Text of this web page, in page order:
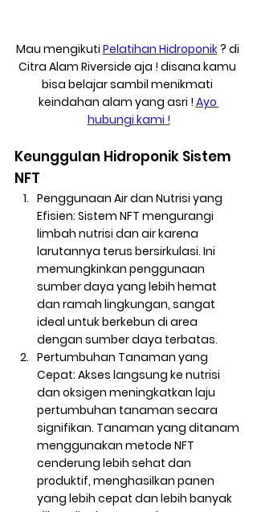
Mau mengikuti Pelatihan Hidroponik ? di
Citra Alam Riverside aja ! disana kamu
bisa belajar sambil menikmati
keindahan alam yang asri ! Ayo
hubungi kami !
Keunggulan Hidroponik Sistem
NFT
Penggunaan Air dan Nutrisi yang
Efisien: Sistem NFT mengurangi
limbah nutrisi dan air karena
larutannya terus bersirkulasi. Ini
memungkinkan penggunaan
sumber daya yang lebih hemat
dan ramah lingkungan, sangat
ideal untuk berkebun di area
dengan sumber daya terbatas.
Pertumbuhan Tanaman yang
Cepat: Akses langsung ke nutrisi
dan oksigen meningkatkan laju
pertumbuhan tanaman secara
signifikan. Tanaman yang ditanam
menggunakan metode NFT
cenderung lebih sehat dan
produktif, menghasilkan panen
yang lebih cepat dan lebih banyak